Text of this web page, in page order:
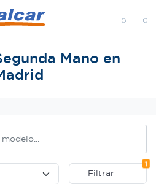
Mano en
Filtrar
1